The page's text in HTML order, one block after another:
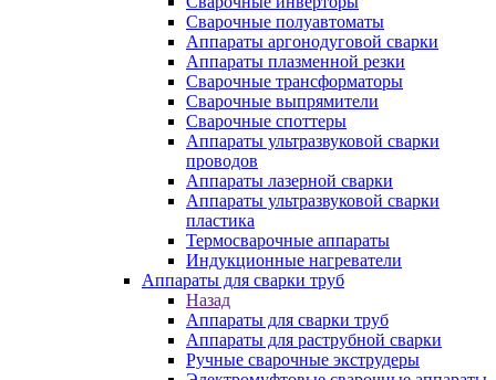
Сварочные полуавтоматы
Аппараты аргонодуговой сварки
Аппараты плазменной резки
Сварочные трансформаторы
Сварочные выпрямители
Сварочные споттеры
Аппараты ультразвуковой сварки
проводов
Аппараты лазерной сварки
Аппараты ультразвуковой сварки
пластика
Термосварочные аппараты
Индукционные нагреватели
Аппараты для сварки труб
Назад
Аппараты для сварки труб
Аппараты для раструбной сварки
Ручные сварочные экструдеры